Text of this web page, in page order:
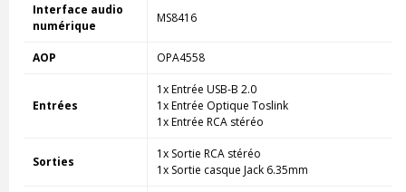
Interface audio
numérique
MS8416
AOP OPA4558
Entrées
1x Entrée USB-B 2.0
1x Entrée Optique Toslink
1x Entrée RCA stéréo
Sorties
1x Sortie RCA stéréo
1x Sortie casque Jack 6.35mm